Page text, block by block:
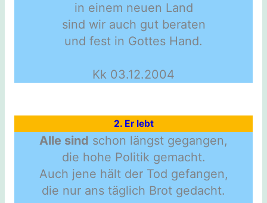
in einem neuen Land
sind wir auch gut beraten
und fest in Gottes Hand.
Kk 03.12.2004
2. Er lebt
Alle sind schon längst gegangen,
die hohe Politik gemacht.
Auch jene hält der Tod gefangen,
die nur ans täglich Brot gedacht.